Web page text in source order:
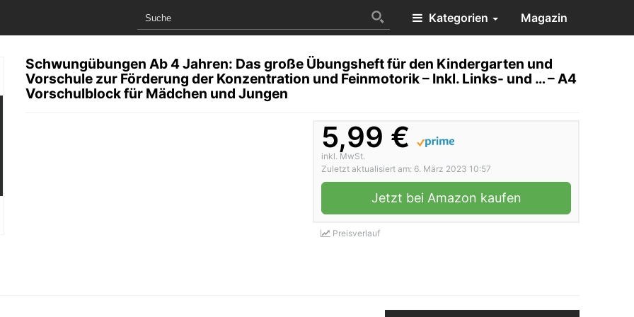
Kategorien Magazin
Schwungübungen Ab 4 Jahren: Das große Übungsheft für den Kindergarten und
Vorschule zur Förderung der Konzentration und Feinmotorik – Inkl. Links- und … – A4
Vorschulblock für Mädchen und Jungen
5,99 €
inkl. MwSt.
Zuletzt aktualisiert am: 6. März 2023 10:57
Jetzt bei Amazon kaufen
Preisverlauf